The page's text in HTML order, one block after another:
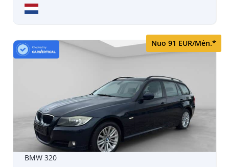
Nuo 91 EUR/Mėn.*
BMW 320